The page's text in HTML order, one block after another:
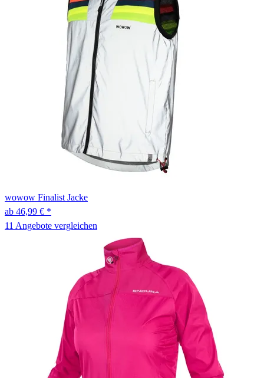
wowow Finalist Jacke
ab 46,99 € *
11 Angebote vergleichen